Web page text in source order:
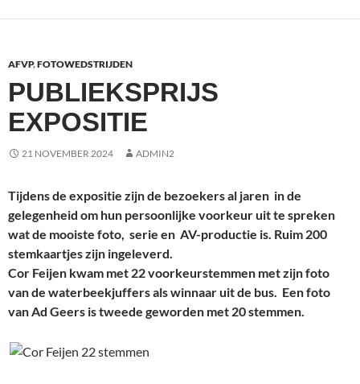
AFVP,FOTOWEDSTRIJDEN
PUBLIEKSPRIJS
EXPOSITIE
21 NOVEMBER 2024 ADMIN2
Tijdens de expositie zijn de bezoekers al jaren in de
gelegenheid om hun persoonlijke voorkeur uit te spreken
wat de mooiste foto, serie en AV-productie is. Ruim 200
stemkaartjes zijn ingeleverd.
Cor Feijen kwam met 22 voorkeurstemmen met zijn foto
van de waterbeekjuffers als winnaar uit de bus. Een foto
van Ad Geers is tweede geworden met 20 stemmen.